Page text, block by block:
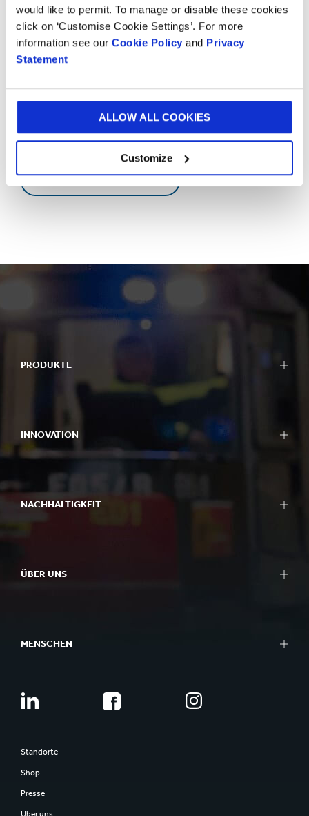
would like to permit. To manage or disable these cookies
click on ‘Customise Cookie Settings’. For more
information see our Cookie Policy and Privacy
Statement
ALLOW ALL COOKIES
Customize
Möchten Sie mehr erfahren?
Wir würden uns freuen, von Ihnen zu hören,
unserer Experience Centres interessiert sind, um
Anregungen zu erhalten, oder ein kurzes Gespräch mit
einem unserer Experten wünschen.
PRODUKTE
INNOVATION
NACHHALTIGKEIT
ÜBER UNS
MENSCHEN
Standorte
Shop
Presse
Über uns